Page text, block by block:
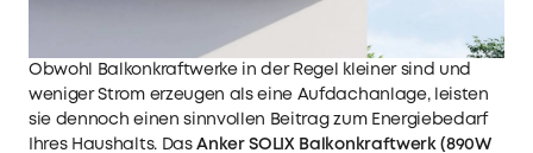
Obwohl Balkonkraftwerke in der Regel kleiner sind und
weniger Strom erzeugen als eine Aufdachanlage, leisten
sie dennoch einen sinnvollen Beitrag zum Energiebedarf
Ihres Haushalts. DasAnker SOLIX Balkonkraftwerk (890W